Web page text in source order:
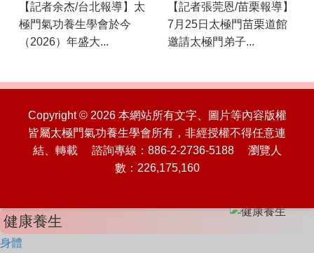
【記者余杰/台北報導】太
極門氣功養生學會於今
（2026）年盛大...
【記者張莞恩/苗栗報導】
7月25日太極門苗栗道館
邀請太極門弟子...
Copyright © 2026 本網站所有文字、圖片等內容版權
皆屬太極門氣功養生學會所有，非經授權不得任意連
結、轉載 諮詢專線：886-2-2736-5188 瀏覽人
數：226,175,160
健康養生
身體